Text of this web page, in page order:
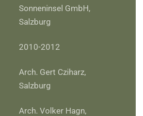
Sonneninsel GmbH,
Salzburg
2010-2012
Arch. Gert Cziharz,
Salzburg
Arch. Volker Hagn,